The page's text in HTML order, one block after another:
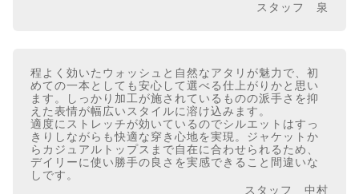
スタッフ 泉
程よく効いたウォッシュと自然なアタリが魅力で、初
めての一本としても安心して選べる仕上がりかと思い
ます。しっかり加工が施されているものの派手さを抑
えた表情が幅広いスタイルに溶け込みます。
適度にストレッチが効いているのでシルエットはすっ
きりしながらも快適な穿き心地を実現。ジャケットか
らカジュアルトップスまで自在に合わせられるため、
デイリーに使い勝手の良さを実感できること間違いな
しです。
スタッフ 中村